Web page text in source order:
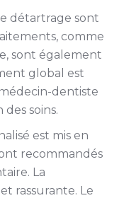
détartrage sont
comme
sont également
global est
dentiste
des soins.
est mis en
recommandés
La
rassurante. Le